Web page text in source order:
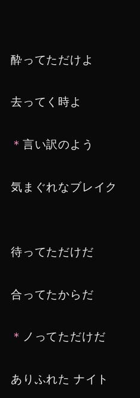
酔ってただけよ
去ってく時よ
＊ 言い訳のよう
気まぐれなブレイク
待ってただけだ
合ってたからだ
＊ ノってただけだ
ありふれた ナイト